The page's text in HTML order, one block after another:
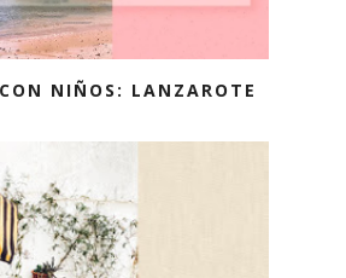
NIÑOS: LANZAROTE